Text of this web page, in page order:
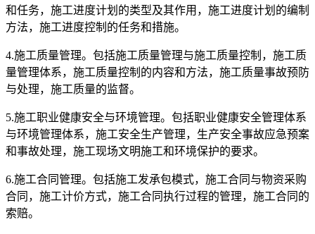
和任务，施工进度计划的类型及其作用，施工进度计划的编制
方法，施工进度控制的任务和措施。
4.施工质量管理。包括施工质量管理与施工质量控制，施工质
量管理体系，施工质量控制的内容和方法，施工质量事故预防
与处理，施工质量的监督。
5.施工职业健康安全与环境管理。包括职业健康安全管理体系
与环境管理体系，施工安全生产管理，生产安全事故应急预案
和事故处理，施工现场文明施工和环境保护的要求。
6.施工合同管理。包括施工发承包模式，施工合同与物资采购
合同，施工计价方式，施工合同执行过程的管理，施工合同的
索赔。